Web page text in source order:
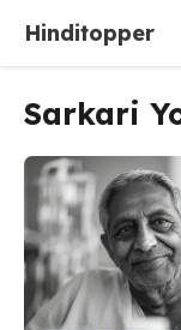
content
Hinditopper
Sarkari